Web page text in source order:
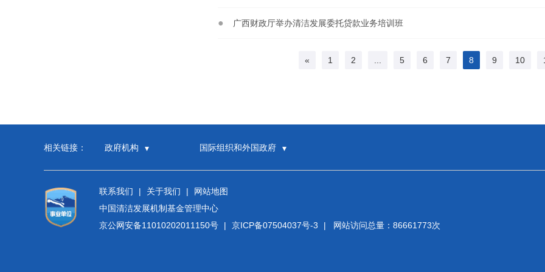
广西财政厅举办清洁发展委托贷款业务培训班
« 1 2 5 6 7 8 9 10
相关链接： 政府机构 国际组织和外国政府
联系我们 | 关于我们 |
网站地图
中国清洁发展机制基金管理中心
京公网安备11010202011150号
| 京ICP备07504037号-3 | 网站访问总量：86661773次